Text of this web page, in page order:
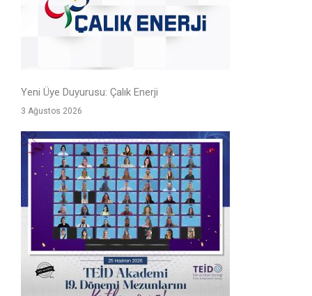
Yeni Üye Duyurusu: Çalık Enerji
3 Ağustos 2026